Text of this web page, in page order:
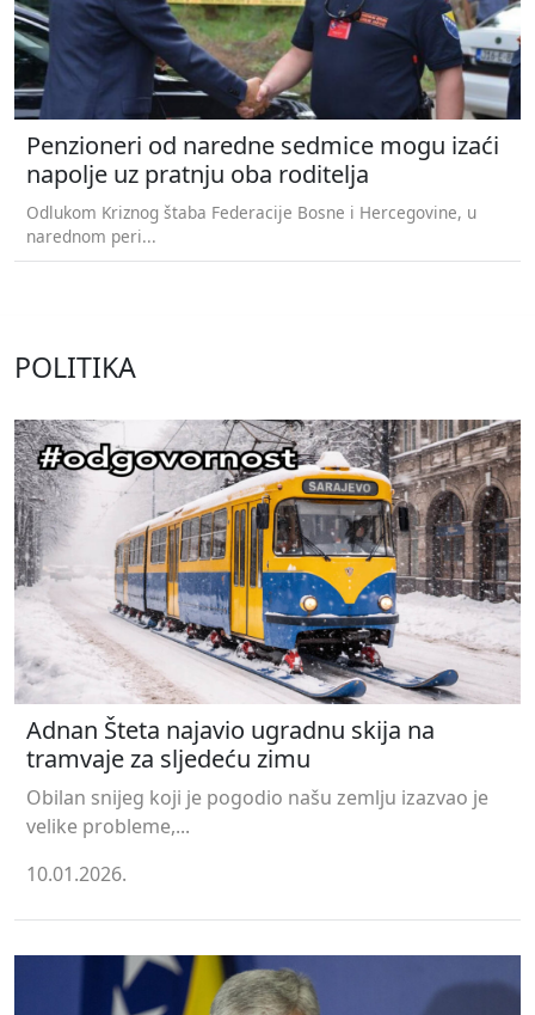
Penzioneri od naredne sedmice mogu izaći
napolje uz pratnju oba roditelja
Odlukom Kriznog štaba Federacije Bosne i Hercegovine, u
narednom peri...
POLITIKA
Adnan Šteta najavio ugradnu skija na
tramvaje za sljedeću zimu
Obilan snijeg koji je pogodio našu zemlju izazvao je
velike probleme,...
10.01.2026.